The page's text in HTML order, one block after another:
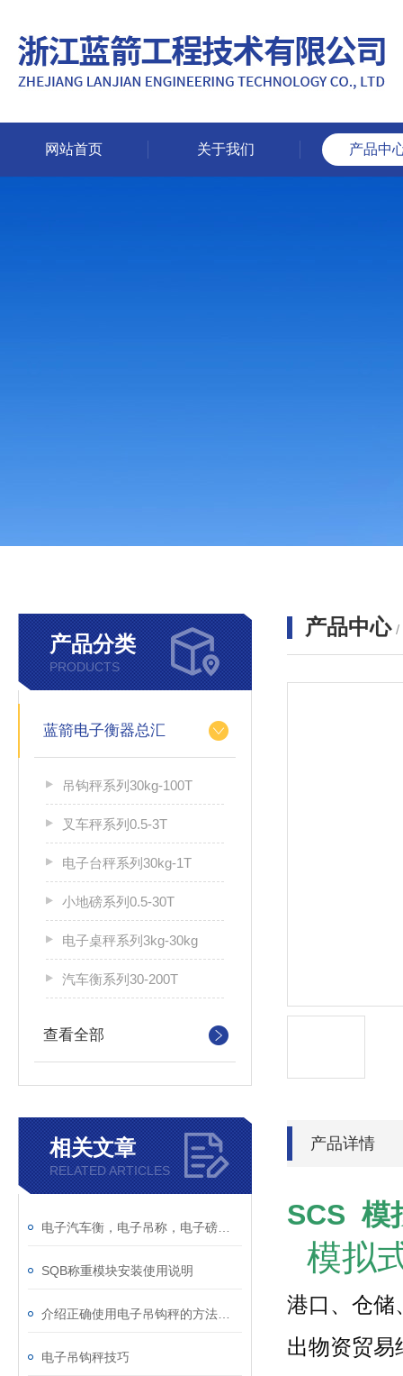
网站首页 关于我们 产品中
产品分类
PRODUCTS
蓝箭电子衡器总汇
吊钩秤系列30kg-100T
叉车秤系列0.5-3T
电子台秤系列30kg-1T
小地磅系列0.5-30T
电子桌秤系列3kg-30kg
汽车衡系列30-200T
查看全部
相关文章
RELATED ARTICLES
SQB称重模块安装使用说明
电子吊钩秤技巧
产品中心 /
产品详情
SCS 模
模拟
港口、仓储
出物资贸易